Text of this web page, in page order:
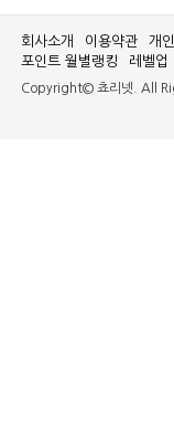
회사소개 이용약관 개
포인트 월별랭킹
레벨업
Copyright© 쵸리넷. All